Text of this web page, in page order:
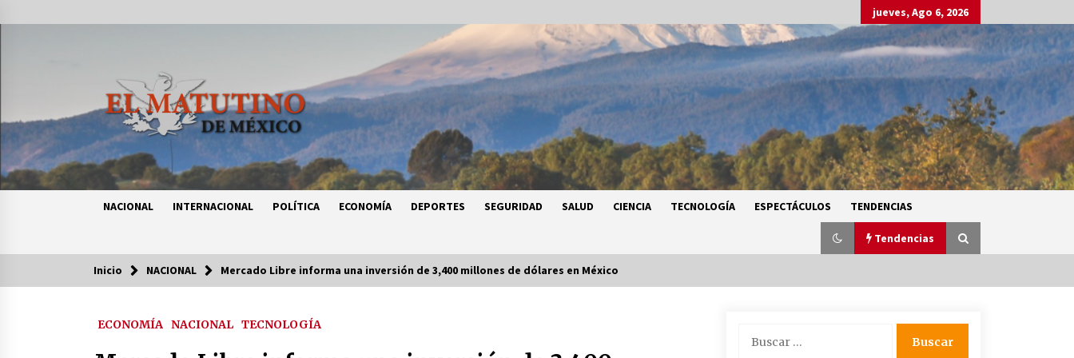
al
jueves, Ago 6, 2026
NACIONAL INTERNACIONAL POLÍTICA ECONOMÍA DEPORTES SEGURIDAD SALUD CIENCIA TECNOLOGÍA ESPECTÁCULOS TENDENCIAS
Tendencias
Tendencias
Certificado de Dafne Quintos revela
granizo y calor extremo en gran
Inicio NACIONAL Mercado Libre informa una inversión de 3,400 millones de dólares en México
ECONOMÍA NACIONAL TECNOLOGÍA